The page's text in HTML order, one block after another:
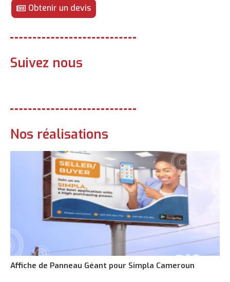
Obtenir un devis
Suivez nous
Nos réalisations
Affiche de Panneau Géant pour Simpla Cameroun